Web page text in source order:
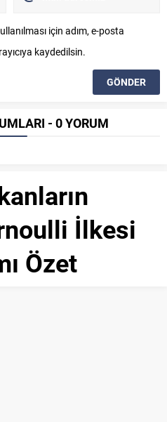
için adım, e-posta
kaydedilsin.
- 0 YORUM
İlkesi
Özet